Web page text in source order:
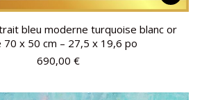
bleu moderne turquoise blanc or
70 x 50 cm – 27,5 x 19,6 po
690,00 €